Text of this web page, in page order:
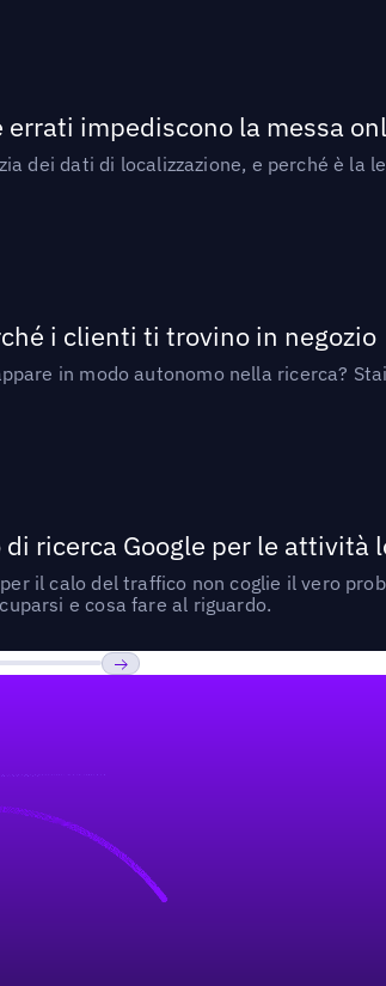
impediscono la messa
dei dati di localizzazione, e perché è la
i clienti ti trovino in negozio
in modo autonomo nella ricerca?
ricerca Google per le attività
il calo del traffico non coglie il vero
e cosa fare al riguardo.